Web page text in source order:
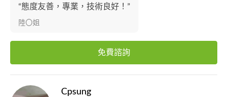
“態度友善，專業，技術良好！”
陸〇姐
免費諮詢
Cpsung